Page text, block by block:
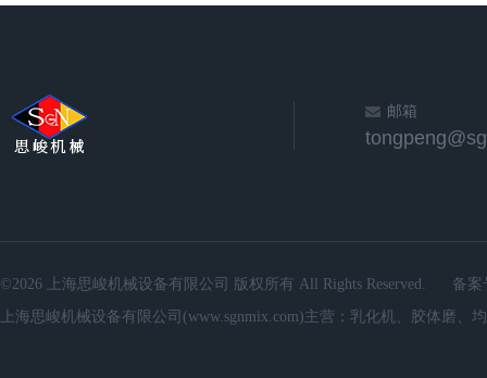
邮箱
©2026 上海思峻机械设备有限公司 版权所有 All Rights Reserved.
备案
上海思峻机械设备有限公司(www.sgnmix.com)主营：乳化机、胶体磨